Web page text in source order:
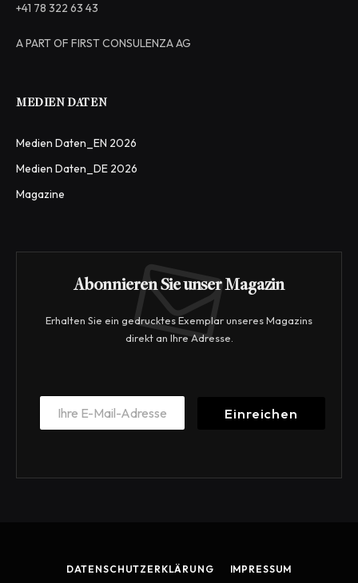
+41 78 322 63 43
A PART OF FIRST CONSULENZA AG
MEDIEN DATEN
Medien Daten_EN 2026
Medien Daten_DE 2026
Magazine
Abonnieren Sie unser Magazin
Erhalten Sie ein gedrucktes Exemplar unseres Magazins
direkt an Ihre Adresse.
E
E
a
*
Einreichen
DATENSCHUTZERKLÄRUNG IMPRESSUM